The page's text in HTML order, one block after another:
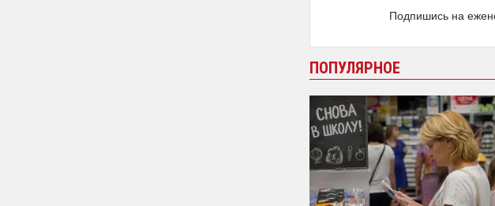
Подпишись на
ПОПУЛЯРНОЕ